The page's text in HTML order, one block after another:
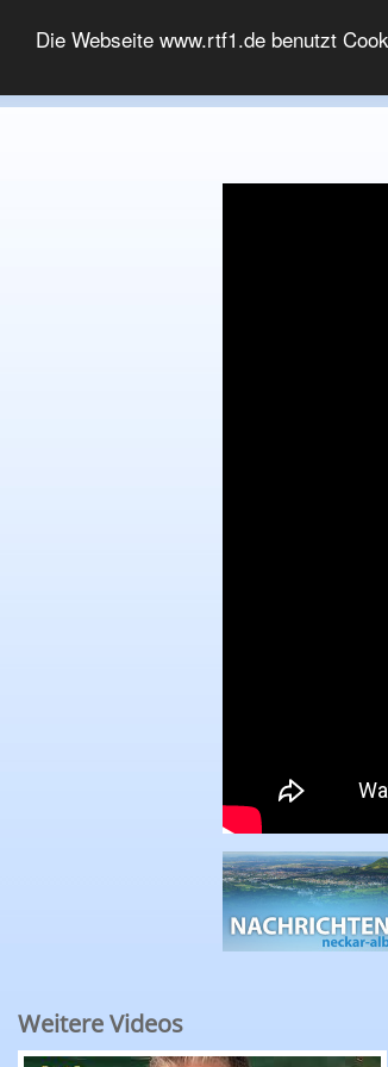
Die Webseite www.rtf1.de benutzt
MEDIATHEK
Weitere Videos